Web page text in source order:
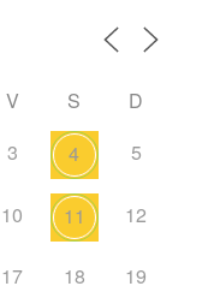
V S
D
3 4 5
10 11 12
17 18 19